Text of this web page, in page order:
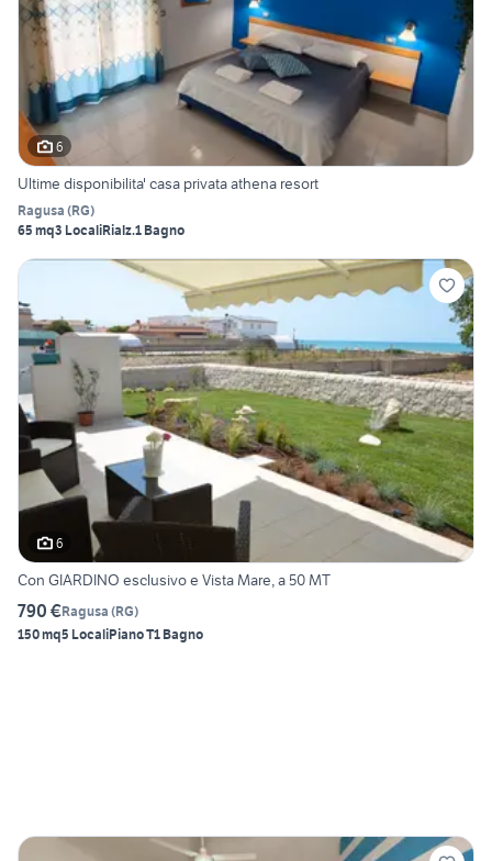
6
Ultime disponibilita' casa privata athena resort
Ragusa (RG)
65 mq3 LocaliRialz.1 Bagno
6
Con GIARDINO esclusivo e Vista Mare, a 50 MT
790 €Ragusa (RG)
150 mq5 LocaliPiano T1 Bagno